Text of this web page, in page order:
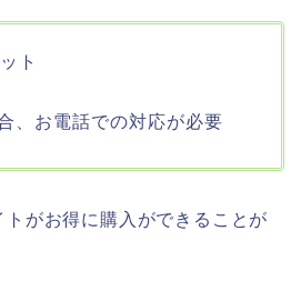
ト
、お電話での対応が必要
トがお得に購入ができることが